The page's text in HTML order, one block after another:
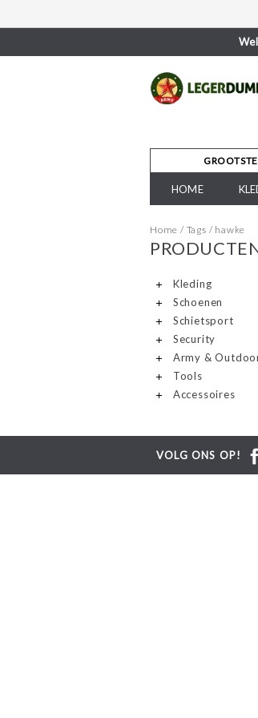
HOME
Home / Tags / hawke
Kleding
Schoenen
Schietsport
Security
Army &
Tools
Accessoires
VOLG ONS OP!